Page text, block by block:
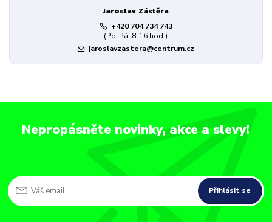
Jaroslav Zástěra
+420 704 734 743
(Po-Pá, 8-16 hod.)
jaroslavzastera@centrum.cz
Nepropásněte novinky, akce a slevy!
Přihlásit se